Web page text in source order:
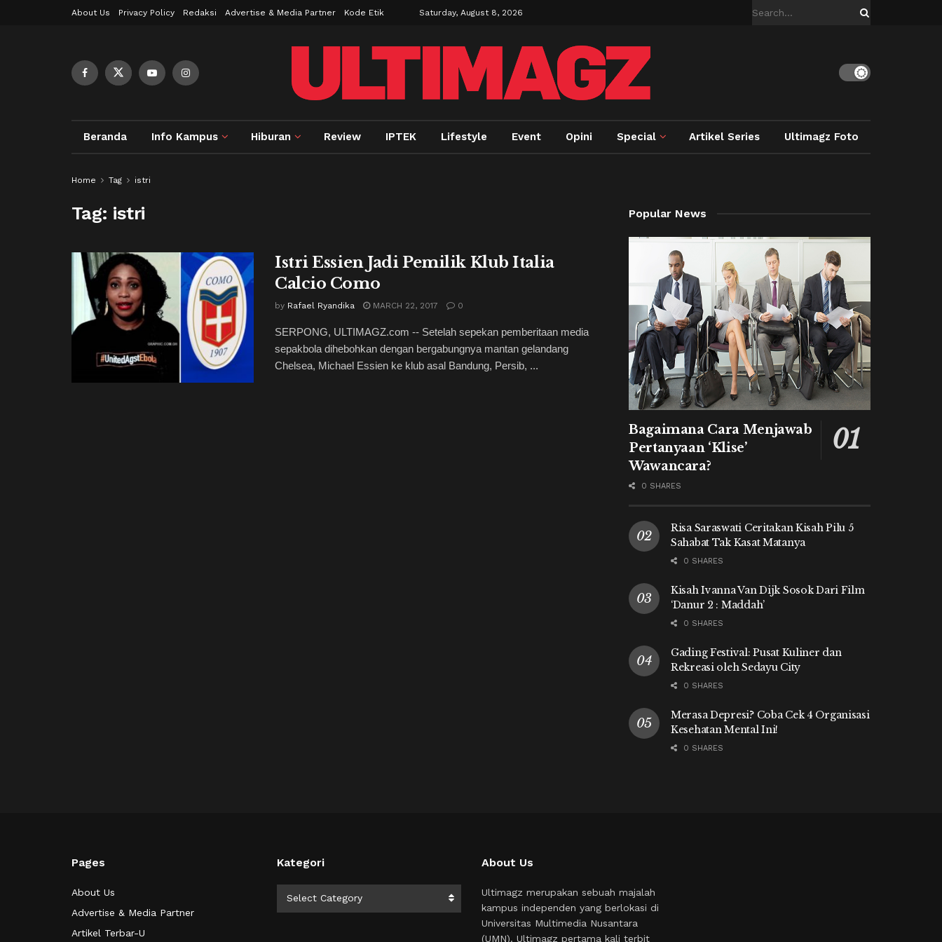
About Us Privacy Policy Redaksi Advertise & Media Partner Kode Etik Saturday, August 8, 2026
Beranda Info Kampus Hiburan Review IPTEK Lifestyle Event Opini Special Artikel Series Ultimagz Foto
Home Tag istri
Tag: istri
Istri Essien Jadi Pemilik Klub Italia
Calcio Como
by Rafael Ryandika MARCH 22, 2017 0
SERPONG, ULTIMAGZ.com -- Setelah sepekan pemberitaan media
sepakbola dihebohkan dengan bergabungnya mantan gelandang
Chelsea, Michael Essien ke klub asal Bandung, Persib, ...
Popular News
Bagaimana Cara Menjawab
Pertanyaan ‘Klise’
Wawancara?
0 SHARES
Risa Saraswati Ceritakan Kisah Pilu 5
Sahabat Tak Kasat Matanya
0 SHARES
Kisah Ivanna Van Dijk Sosok Dari Film
‘Danur 2 : Maddah’
0 SHARES
Gading Festival: Pusat Kuliner dan
Rekreasi oleh Sedayu City
0 SHARES
Merasa Depresi? Coba Cek 4 Organisasi
Kesehatan Mental Ini!
0 SHARES
Pages
About Us
Advertise & Media Partner
Artikel Terbar-U
Kategori
Select Category
About Us
Ultimagz merupakan sebuah majalah
kampus independen yang berlokasi di
Universitas Multimedia Nusantara
(UMN). Ultimagz pertama kali terbit